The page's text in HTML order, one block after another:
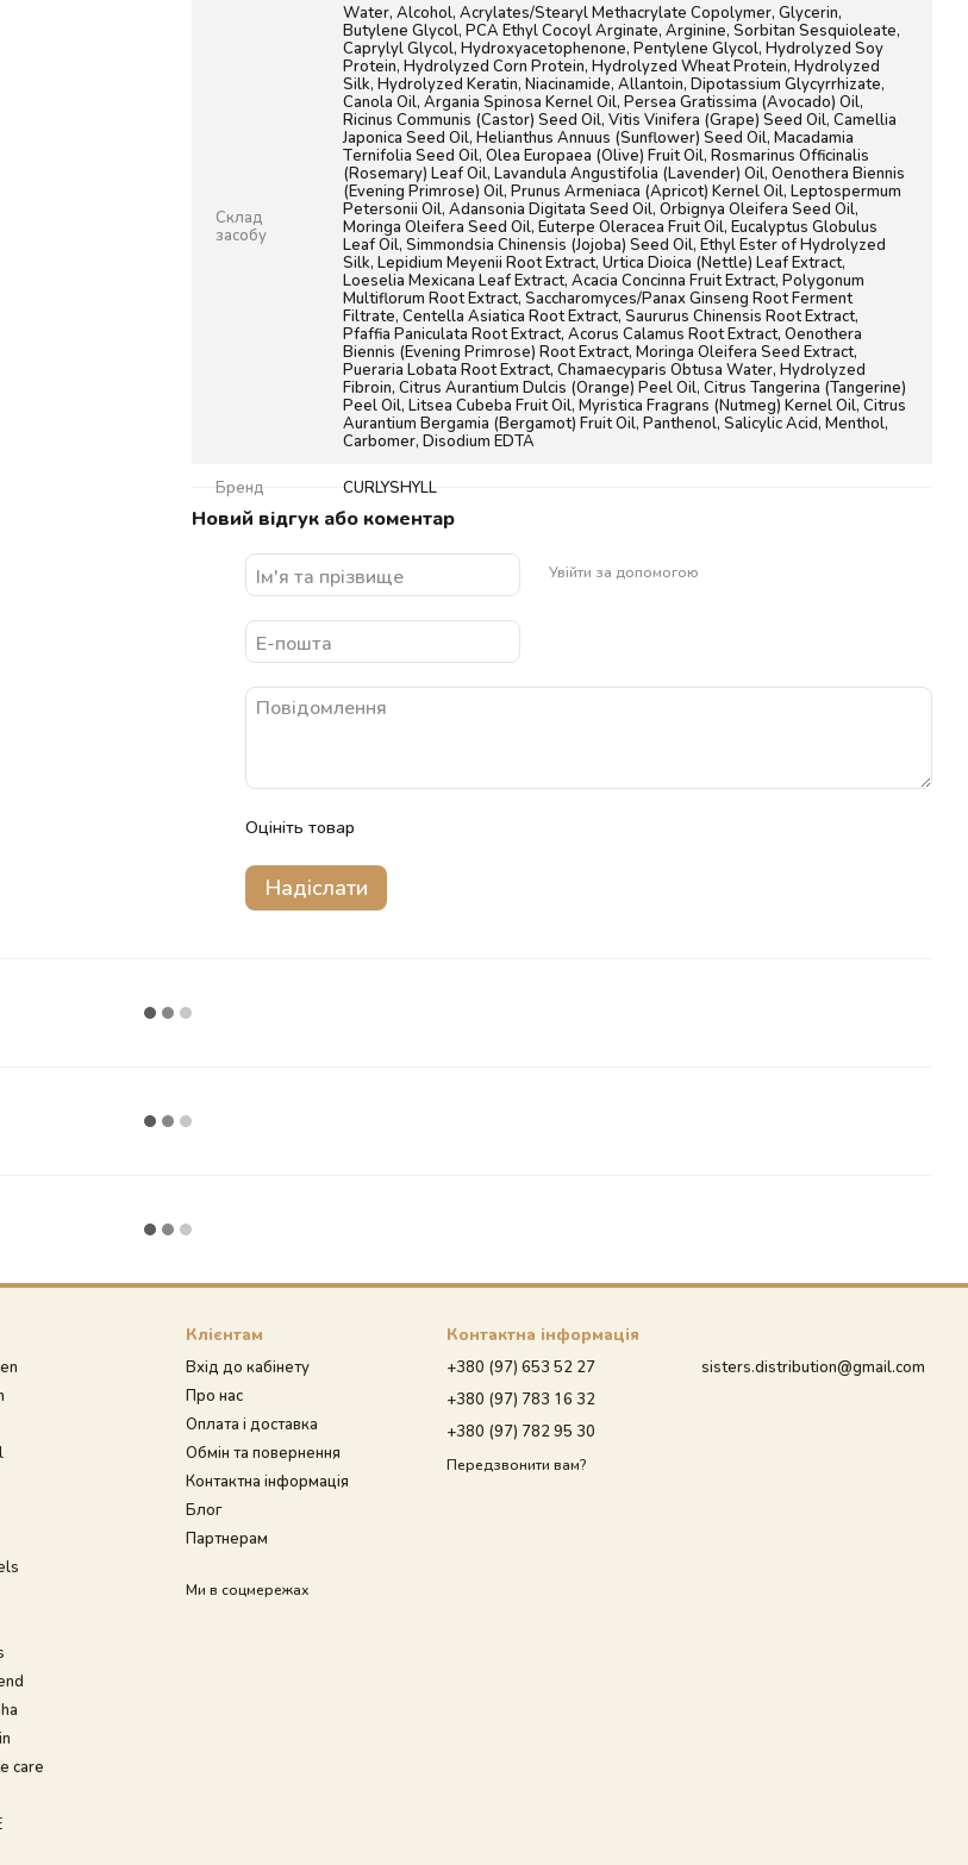
Склад
засобу
Water, Alcohol, Acrylates/Stearyl Methacrylate Copolymer, Glycerin,
Butylene Glycol, PCA Ethyl Cocoyl Arginate, Arginine, Sorbitan Sesquioleate,
Caprylyl Glycol, Hydroxyacetophenone, Pentylene Glycol, Hydrolyzed Soy
Protein, Hydrolyzed Corn Protein, Hydrolyzed Wheat Protein, Hydrolyzed
Silk, Hydrolyzed Keratin, Niacinamide, Allantoin, Dipotassium Glycyrrhizate,
Canola Oil, Argania Spinosa Kernel Oil, Persea Gratissima (Avocado) Oil,
Ricinus Communis (Castor) Seed Oil, Vitis Vinifera (Grape) Seed Oil, Camellia
Japonica Seed Oil, Helianthus Annuus (Sunflower) Seed Oil, Macadamia
Ternifolia Seed Oil, Olea Europaea (Olive) Fruit Oil, Rosmarinus Officinalis
(Rosemary) Leaf Oil, Lavandula Angustifolia (Lavender) Oil, Oenothera Biennis
(Evening Primrose) Oil, Prunus Armeniaca (Apricot) Kernel Oil, Leptospermum
Petersonii Oil, Adansonia Digitata Seed Oil, Orbignya Oleifera Seed Oil,
Moringa Oleifera Seed Oil, Euterpe Oleracea Fruit Oil, Eucalyptus Globulus
Leaf Oil, Simmondsia Chinensis (Jojoba) Seed Oil, Ethyl Ester of Hydrolyzed
Silk, Lepidium Meyenii Root Extract, Urtica Dioica (Nettle) Leaf Extract,
Loeselia Mexicana Leaf Extract, Acacia Concinna Fruit Extract, Polygonum
Multiflorum Root Extract, Saccharomyces/Panax Ginseng Root Ferment
Filtrate, Centella Asiatica Root Extract, Saururus Chinensis Root Extract,
Pfaffia Paniculata Root Extract, Acorus Calamus Root Extract, Oenothera
Biennis (Evening Primrose) Root Extract, Moringa Oleifera Seed Extract,
Pueraria Lobata Root Extract, Chamaecyparis Obtusa Water, Hydrolyzed
Fibroin, Citrus Aurantium Dulcis (Orange) Peel Oil, Citrus Tangerina (Tangerine)
Peel Oil, Litsea Cubeba Fruit Oil, Myristica Fragrans (Nutmeg) Kernel Oil, Citrus
Aurantium Bergamia (Bergamot) Fruit Oil, Panthenol, Salicylic Acid, Menthol,
Carbomer, Disodium EDTA
Бренд CURLYSHYLL
Новий відгук або коментар
Увійти за допомогою
Оцініть товар
Надіслати
care
Клієнтам
Вхід до кабінету
Про нас
Оплата і доставка
Обмін та повернення
Контактна інформація
Блог
Партнерам
Ми в соцмережах
Контактна інформація
+380 (97) 653 52 27
+380 (97) 783 16 32
+380 (97) 782 95 30
Передзвонити вам?
sisters.distribution@gmail.com